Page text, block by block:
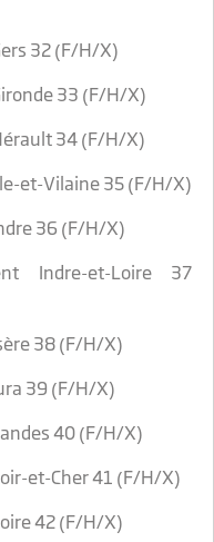
32 (F/H/X)
33 (F/H/X)
34 (F/H/X)
et-Vilaine 35 (F/H/X)
36 (F/H/X)
Indre-et-Loire 37
38 (F/H/X)
39 (F/H/X)
40 (F/H/X)
et-Cher 41 (F/H/X)
42 (F/H/X)